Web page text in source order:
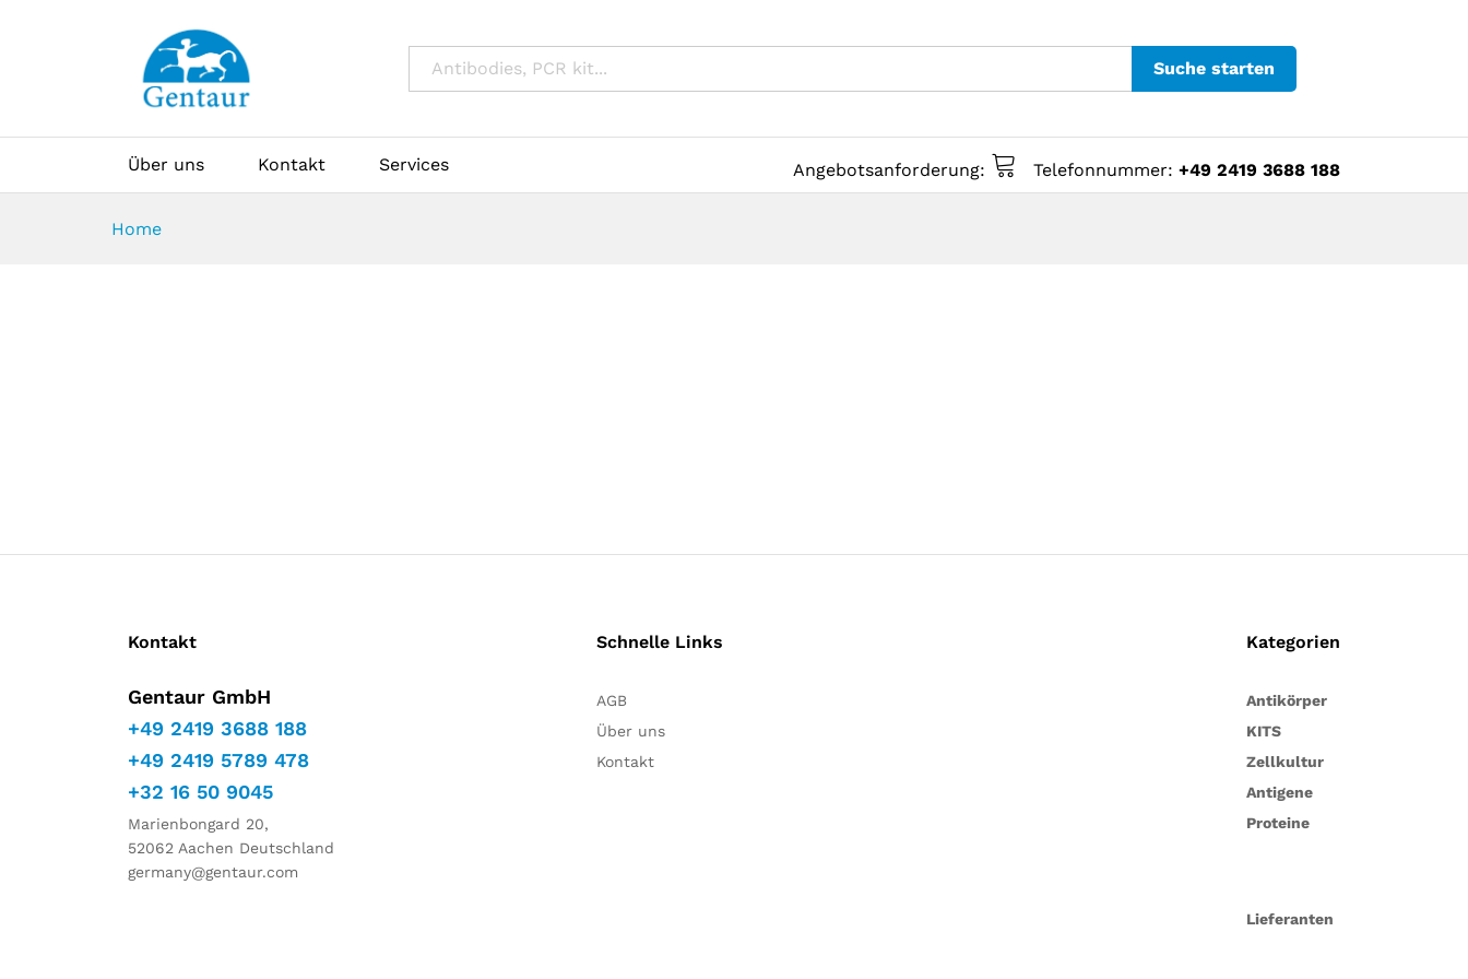
Suche starten
Über uns Kontakt Services Angebotsanforderung: Telefonnummer: +49 2419 3688 188
Home
Kontakt
Gentaur GmbH
+49 2419 3688 188
+49 2419 5789 478
+32 16 50 9045
Marienbongard 20,
52062 Aachen Deutschland
germany@gentaur.com
Schnelle Links
AGB
Über uns
Kontakt
Kategorien
Antikörper
KITS
Zellkultur
Antigene
Proteine
Lieferanten